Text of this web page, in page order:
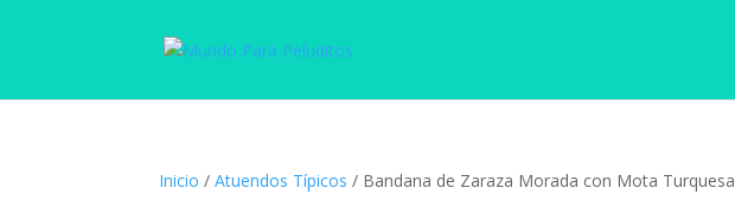
Inicio /Atuendos Típicos / Bandana de Zaraza Morada con Mota Turquesa